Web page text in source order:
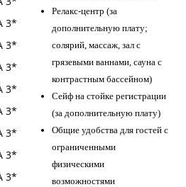
Релакс-центр (за
дополнительную плату;
солярий, массаж, зал с
грязевыми ваннами, сауна с
контрастным бассейном)
Сейф на стойке регистрации
(за дополнительную плату)
Общие удобства для гостей с
ограниченными
физическими
возможностями